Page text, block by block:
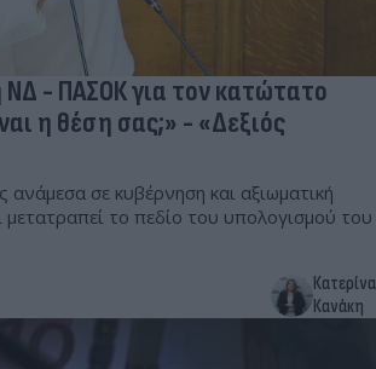
- ΠΑΣΟΚ για τον κατώτατο
η θέση σας;» - «Δεξιός
ανάμεσα σε κυβέρνηση και αξιωματική
μετατραπεί το πεδίο του υπολογισμού του
Κατερίνα
Κανάκη